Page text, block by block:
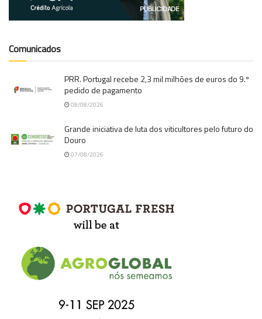
Comunicados
PRR. Portugal recebe 2,3 mil milhões de euros do 9.º
pedido de pagamento
08/08/2026
Grande iniciativa de luta dos viticultores pelo futuro do
Douro
07/08/2026